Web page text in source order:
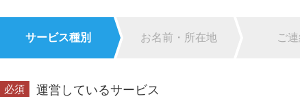
サービス種別 お名前・所在地 ご
運営しているサービス